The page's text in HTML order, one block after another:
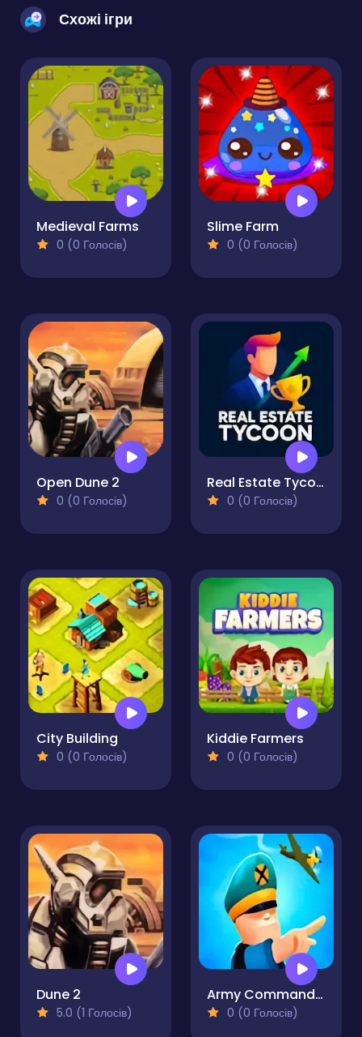
Схожі ігри
Medieval Farms
0 (0 Голосів)
Slime Farm
0 (0 Голосів)
Open Dune 2
0 (0 Голосів)
Real Estate Tycoon
0 (0 Голосів)
City Building
0 (0 Голосів)
Kiddie Farmers
0 (0 Голосів)
Dune 2
5.0 (1 Голосів)
Army Commander
0 (0 Голосів)